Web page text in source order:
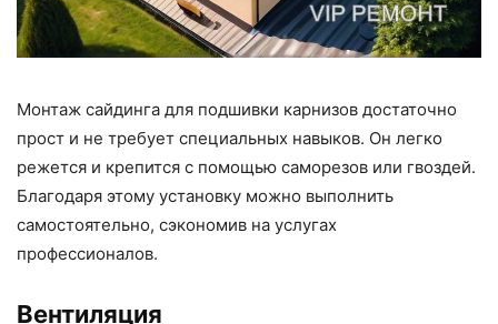
Монтаж сайдинга для подшивки карнизов достаточно
прост и не требует специальных навыков. Он легко
режется и крепится с помощью саморезов или гвоздей.
Благодаря этому установку можно выполнить
самостоятельно, сэкономив на услугах
профессионалов.
Вентиляция